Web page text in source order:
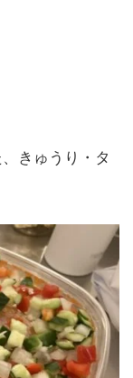
きゅうり・タ